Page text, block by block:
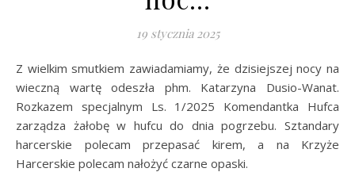
19 stycznia 2025
Z wielkim smutkiem zawiadamiamy, że dzisiejszej nocy na
wieczną wartę odeszła phm. Katarzyna Dusio-Wanat.
Rozkazem specjalnym Ls. 1/2025 Komendantka Hufca
zarządza żałobę w hufcu do dnia pogrzebu. Sztandary
harcerskie polecam przepasać kirem, a na Krzyże
Harcerskie polecam nałożyć czarne opaski.